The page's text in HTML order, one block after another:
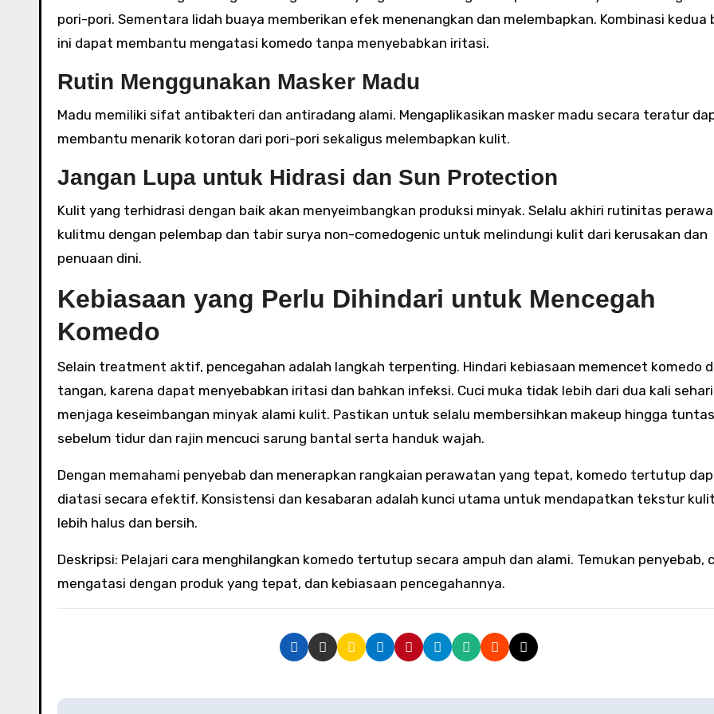
pori-pori. Sementara lidah buaya memberikan efek menenangkan dan melembapkan. Kombinasi kedua
ini dapat membantu mengatasi komedo tanpa menyebabkan iritasi.
Rutin Menggunakan Masker Madu
Madu memiliki sifat antibakteri dan antiradang alami. Mengaplikasikan masker madu secara teratur
membantu menarik kotoran dari pori-pori sekaligus melembapkan kulit.
Jangan Lupa untuk Hidrasi dan Sun Protection
Kulit yang terhidrasi dengan baik akan menyeimbangkan produksi minyak. Selalu akhiri rutinitas
kulitmu dengan pelembap dan tabir surya non-comedogenic untuk melindungi kulit dari kerusakan dan
penuaan dini.
Kebiasaan yang Perlu Dihindari untuk Mencegah
Komedo
Selain treatment aktif, pencegahan adalah langkah terpenting. Hindari kebiasaan memencet komedo
tangan, karena dapat menyebabkan iritasi dan bahkan infeksi. Cuci muka tidak lebih dari dua kali
menjaga keseimbangan minyak alami kulit. Pastikan untuk selalu membersihkan makeup hingga tuntas
sebelum tidur dan rajin mencuci sarung bantal serta handuk wajah.
Dengan memahami penyebab dan menerapkan rangkaian perawatan yang tepat, komedo tertutup
diatasi secara efektif. Konsistensi dan kesabaran adalah kunci utama untuk mendapatkan tekstur
lebih halus dan bersih.
Deskripsi: Pelajari cara menghilangkan komedo tertutup secara ampuh dan alami. Temukan penyebab,
mengatasi dengan produk yang tepat, dan kebiasaan pencegahannya.